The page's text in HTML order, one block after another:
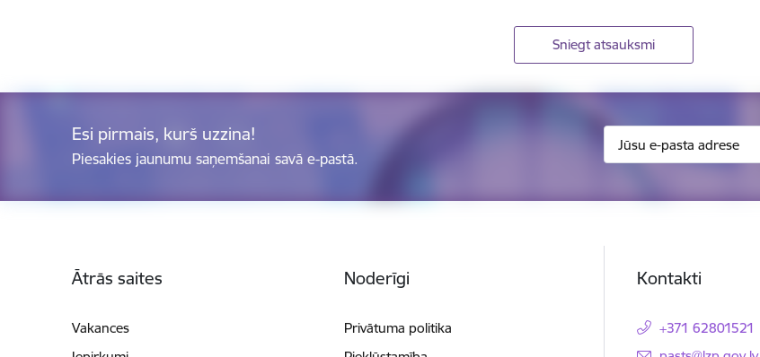
Sniegt atsauksmi
Esi pirmais, kurš uzzina!
Piesakies jaunumu saņemšanai savā e-pastā.
Ātrās saites
Vakances
Noderīgi
Privātuma politika
Kontakti
+371 62801521